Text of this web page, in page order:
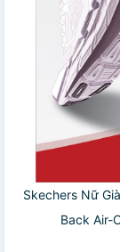
Skechers Nữ
Back Air-